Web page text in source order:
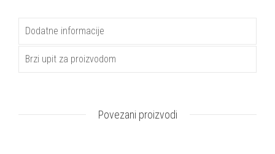
Dodatne informacije
Brzi upit za proizvodom
Povezani proizvodi